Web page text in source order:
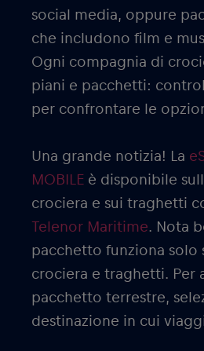
social media, oppure
che includono film e
Ogni compagnia di
piani e pacchetti:
per confrontare le
Una grande notizia! La
MOBILE è disponibile
crociera e sui traghetti
Telenor Maritime. Nota
pacchetto funziona solo
crociera e traghetti. Per
pacchetto terrestre,
destinazione in cui